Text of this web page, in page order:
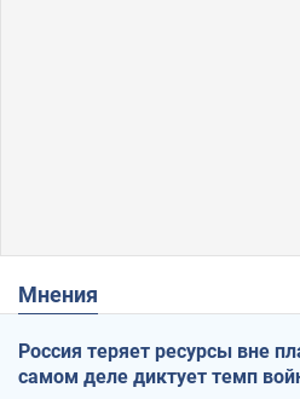
Мнения
Россия теряет ресурсы вне
самом деле диктует темп